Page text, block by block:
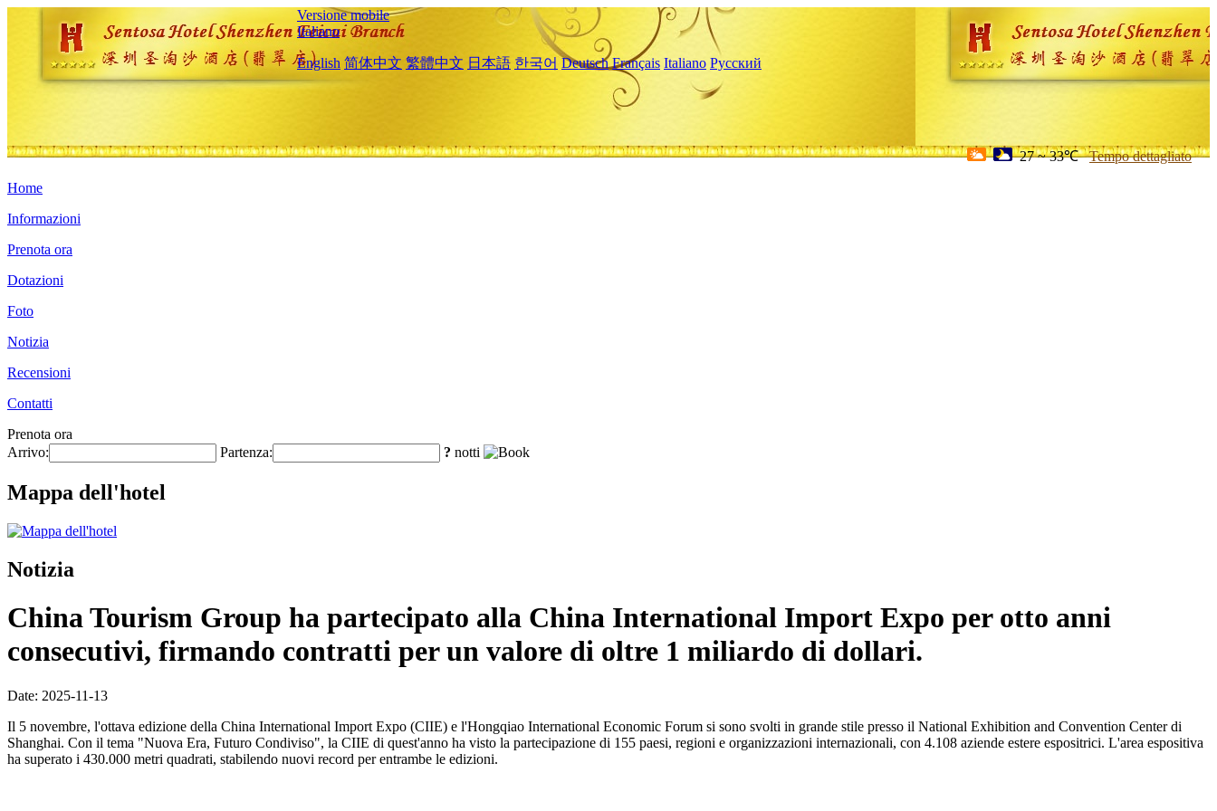
Versione mobile
Italiano
English 简体中文 繁體中文 日本語 한국어 Deutsch Français Italiano Русский
27 ~ 33℃ Tempo dettagliato
Home
Informazioni
Prenota ora
Dotazioni
Foto
Notizia
Recensioni
Contatti
Prenota ora
Arrivo:
Partenza: ? notti
Mappa dell'hotel
Notizia
China Tourism Group ha partecipato alla China International Import Expo per otto anni
consecutivi, firmando contratti per un valore di oltre 1 miliardo di dollari.
Date: 2025-11-13
Il 5 novembre, l'ottava edizione della China International Import Expo (CIIE) e l'Hongqiao International Economic Forum si sono svolti in grande stile presso il National Exhibition and Convention Center di
Shanghai. Con il tema "Nuova Era, Futuro Condiviso", la CIIE di quest'anno ha visto la partecipazione di 155 paesi, regioni e organizzazioni internazionali, con 4.108 aziende estere espositrici. L'area espositiva
ha superato i 430.000 metri quadrati, stabilendo nuovi record per entrambe le edizioni.